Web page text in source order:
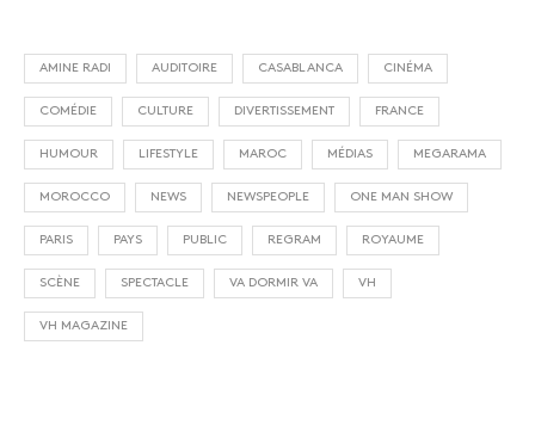
AMINE RADI AUDITOIRE CASABLANCA CINÉMA
COMÉDIE CULTURE DIVERTISSEMENT FRANCE
HUMOUR LIFESTYLE MAROC MÉDIAS MEGARAMA
MOROCCO NEWS NEWSPEOPLE ONE MAN SHOW
PARIS PAYS PUBLIC REGRAM ROYAUME
SCÈNE SPECTACLE VA DORMIR VA VH
VH MAGAZINE